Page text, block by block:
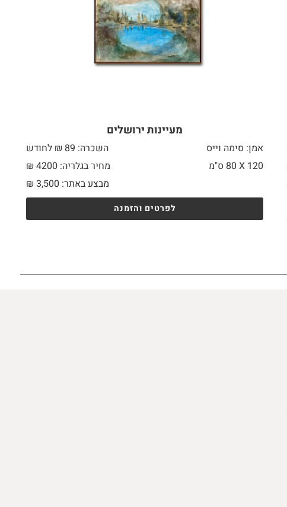
מעיינות ירושלים
אמן: סימה וייס
השכרה: 89 ₪ לחודש
120 X
מחיר בגלריה: 4200 ₪
מבצע באתר:
₪ 3,500
לפרטים והזמנה